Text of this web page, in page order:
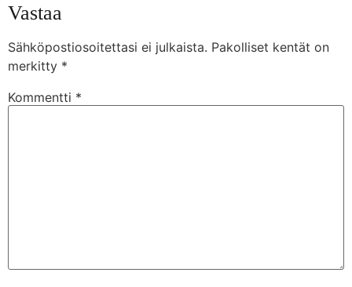
Vastaa
Sähköpostiosoitettasi ei julkaista. Pakolliset kentät on
merkitty *
Kommentti *